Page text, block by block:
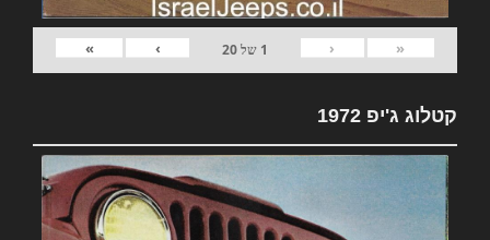
«
‹
1 של20
›
»
קטלוג ג'יפ 1972